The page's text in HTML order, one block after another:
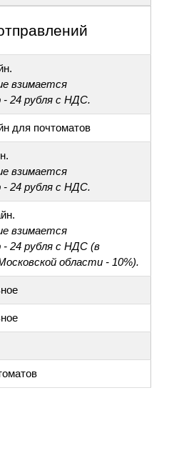
взимается
- 24 рубля с НДС.
для почтоматов
взимается
- 24 рубля с НДС.
взимается
- 24 рубля с НДС (в
области - 10%).